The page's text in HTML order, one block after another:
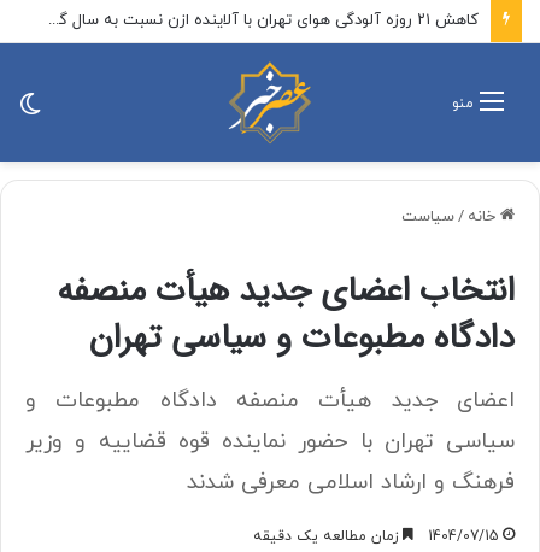
طعنه زیدآبادی به خرازی: کجای این قصه خنده‌دار است؟
منو
خانه /سیاست
انتخاب اعضای جدید هیأت منصفه
دادگاه مطبوعات و سیاسی تهران
اعضای جدید هیأت منصفه دادگاه مطبوعات و
سیاسی تهران با حضور نماینده قوه قضاییه و وزیر
فرهنگ و ارشاد اسلامی معرفی شدند
1404/07/15 زمان مطالعه یک دقیقه